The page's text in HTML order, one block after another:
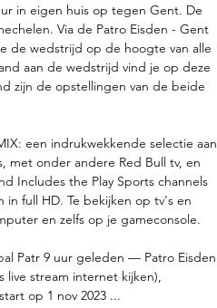
in eigen huis op tegen Gent. De
Via de Patro Eisden - Gent
de wedstrijd op de hoogte van alle
aan de wedstrijd vind je op deze
zijn de opstellingen van de beide
een indrukwekkende selectie aan
met onder andere Red Bull tv, en
Includes the Play Sports channels
in full HD. Te bekijken op tv's en
en zelfs op je gameconsole.
Patr 9 uur geleden — Patro Eisden
live stream internet kijken),
op 1 nov 2023 ...